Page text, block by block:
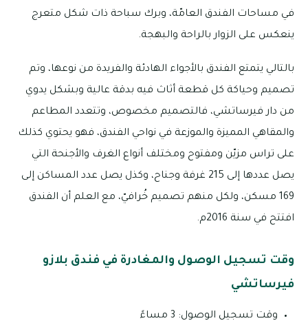
في مساحات الفندق العامّة، وبرك سباحة ذات شكل متعرج
ينعكس على الزوار بالراحة والبهجة.
بالتالي يتمتع الفندق بالأجواء الهادئة والفريدة من نوعها، وتم
تصميم وحياكة كل قطعة أثاث فيه بدقة عالية وبشكل يدوي
من دار فيرساتشي، فالتصميم مخصوص، وتتعدد المطاعم
والمقاهي المميزة والموزعة في نواحي الفندق، فهو يحتوي كذلك
على تراس مزيّن ومفتوح ومختلف أنواع الغرف والأجنحة التي
يصل عددها إلى 215 غرفة وجناح، وكذل يصل عدد المساكن إلى
169 مسكن، ولكل منهم تصميم خُرافيّ، مع العلم أن الفندق
افتتح في سنة 2016م.
وقت تسجيل الوصول والمغادرة في فندق بلازو
فيرساتشي
وقت تسجيل الوصول: 3 مساءً